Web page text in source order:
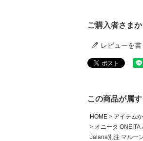
ご購入者さま
レビューを書
この商品が属
HOME アイテム
オニータ
Jalana別注 マルー